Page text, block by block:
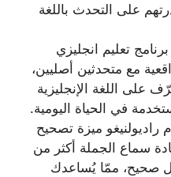
على التحدث باللغة
تعليم انجليزي
مع متحدثين أصليين،
على اللغة الإنجليزية
في الحياة اليومية.
ميزة تصحيح
سماع الجملة أكثر من
صحيح، ممّا يُساعدك